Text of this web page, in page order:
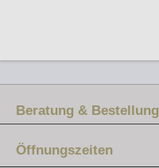
Beratung & Bestellung
Öffnungszeiten